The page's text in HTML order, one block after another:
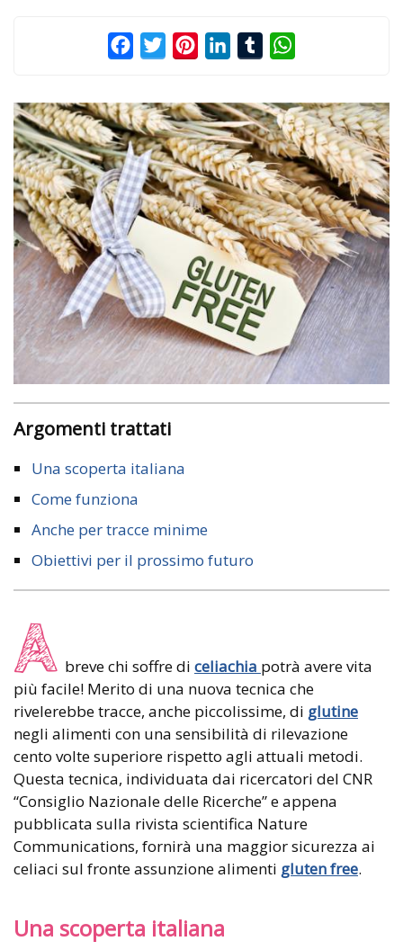
FacebookTwitterPinterestLinkedInTumblr
Argomenti trattati
Una scoperta italiana
Come funziona
Anche per tracce minime
Obiettivi per il prossimo futuro
A breve chi soffre di celiachia potrà avere vita
più facile! Merito di una nuova tecnica che
rivelerebbe tracce, anche piccolissime, di glutine
negli alimenti con una sensibilità di rilevazione
cento volte superiore rispetto agli attuali metodi.
Questa tecnica, individuata dai ricercatori del CNR
“Consiglio Nazionale delle Ricerche” e appena
pubblicata sulla rivista scientifica Nature
Communications, fornirà una maggior sicurezza ai
celiaci sul fronte assunzione alimenti gluten free.
Una scoperta italiana